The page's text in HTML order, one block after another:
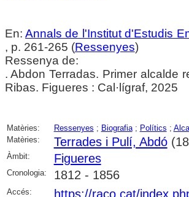
En:Annals de l'Institut d'Estudis
, p. 261-265 (Ressenyes)
Ressenya de:
. Abdon Terradas. Primer alcalde
Ribas. Figueres : Cal·lígraf, 2025
Matèries: Ressenyes ; Biografia; Polítics ;
Matèries:
Terrades i Pulí, Abdó
Àmbit: Figueres
Cronologia: 1812 - 1856
Accés: https://raco.cat/